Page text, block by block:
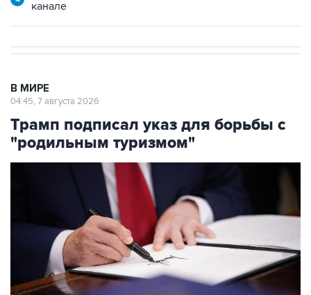
Трамп подписал указ для борьбы с
"родильным туризмом"